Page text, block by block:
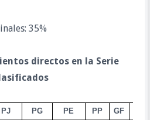
35%
directos en la Serie
PJ PG PE PP GF